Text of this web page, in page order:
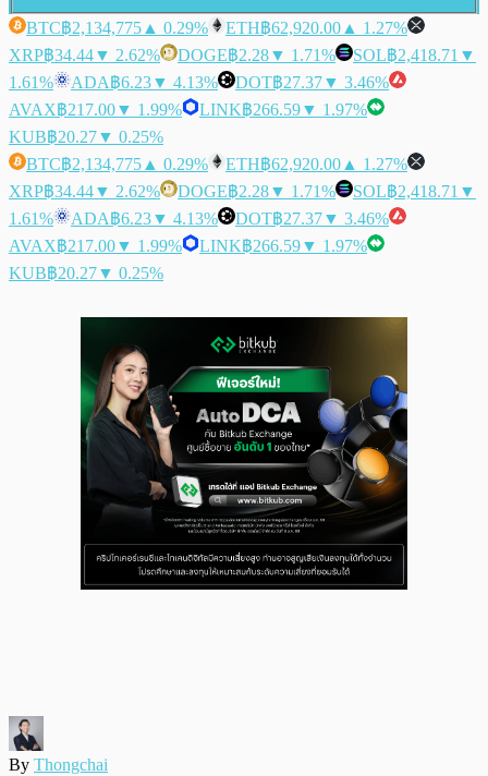
BTC฿2,134,775 ▲ 0.29% ETH฿62,920.00 ▲ 1.27%
XRP฿34.44▼ 2.62% DOGE฿2.28▼ 1.71% SOL฿2,418.71 ▼
1.61%
ADA฿6.23▼ 4.13% DOT฿27.37▼ 3.46%
AVAX฿217.00▼ 1.99% LINK฿266.59▼ 1.97%
KUB฿20.27▼ 0.25%
BTC฿2,134,775 ▲ 0.29% ETH฿62,920.00 ▲ 1.27%
XRP฿34.44▼ 2.62% DOGE฿2.28▼ 1.71% SOL฿2,418.71 ▼
1.61%
ADA฿6.23▼ 4.13% DOT฿27.37▼ 3.46%
AVAX฿217.00▼ 1.99% LINK฿266.59▼ 1.97%
KUB฿20.27▼ 0.25%
By Thongchai